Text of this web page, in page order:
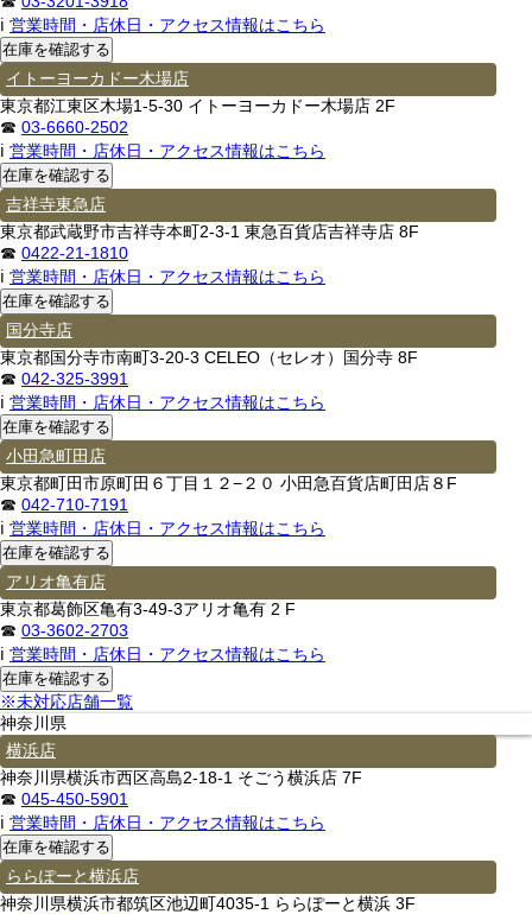
ℹ 営業時間・店休日・アクセス情報はこちら
イトーヨーカドー木場店
東京都江東区木場1-5-30 イトーヨーカドー木場店 2F
☎ 03-6660-2502
ℹ 営業時間・店休日・アクセス情報はこちら
吉祥寺東急店
東京都武蔵野市吉祥寺本町2-3-1 東急百貨店吉祥寺店 8F
☎ 0422-21-1810
ℹ 営業時間・店休日・アクセス情報はこちら
国分寺店
東京都国分寺市南町3-20-3 CELEO（セレオ）国分寺 8F
☎ 042-325-3991
ℹ 営業時間・店休日・アクセス情報はこちら
小田急町田店
東京都町田市原町田６丁目１２−２０ 小田急百貨店町田店８F
☎ 042-710-7191
ℹ 営業時間・店休日・アクセス情報はこちら
アリオ亀有店
東京都葛飾区亀有3-49-3アリオ亀有 2 F
☎ 03-3602-2703
ℹ 営業時間・店休日・アクセス情報はこちら
※未対応店舗一覧
神奈川県
横浜店
神奈川県横浜市西区高島2-18-1 そごう横浜店 7F
☎ 045-450-5901
ℹ 営業時間・店休日・アクセス情報はこちら
ららぽーと横浜店
神奈川県横浜市都筑区池辺町4035-1 ららぽーと横浜 3F